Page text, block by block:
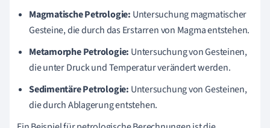
Magmatische Petrologie: Untersuchung magmatischer
Gesteine, die durch das Erstarren von Magma entstehen.
Metamorphe Petrologie: Untersuchung von Gesteinen,
die unter Druck und Temperatur verändert werden.
Sedimentäre Petrologie: Untersuchung von Gesteinen,
die durch Ablagerung entstehen.